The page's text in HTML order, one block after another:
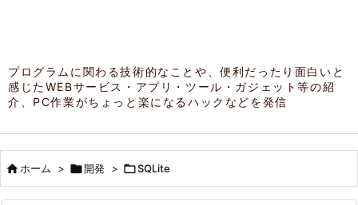
プログラムに関わる技術的なことや、便利だったり面白いと
感じたWEBサービス・アプリ・ツール・ガジェット等の紹
介、PC作業がちょっと楽になるハックなどを発信
ホーム > 開発 > SQLite